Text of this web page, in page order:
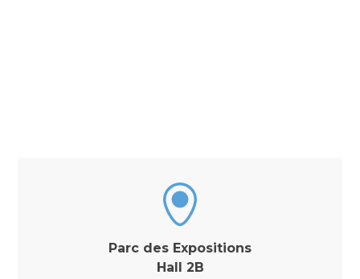
Parc des Expositions
Hall 2B